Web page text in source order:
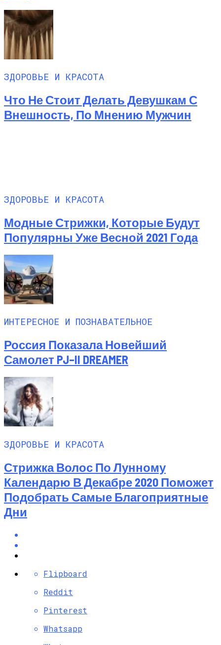
ЗДОРОВЬЕ И КРАСОТА
Что Не Стоит Делать Девушкам С
Внешность, По Мнению Мужчин
ЗДОРОВЬЕ И КРАСОТА
Модные Стрижки, Которые Будут
Популярны Уже Весной 2021 Года
ИНТЕРЕСНОЕ И ПОЗНАВАТЕЛЬНОЕ
Россия Показала Новейший
Самолет PJ–II DREAMER
ЗДОРОВЬЕ И КРАСОТА
Стрижка Волос По Лунному
Календарю В Декабре 2020 Поможет
Подобрать Самые Благоприятные
Дни
Flipboard
Reddit
Pinterest
Whatsapp